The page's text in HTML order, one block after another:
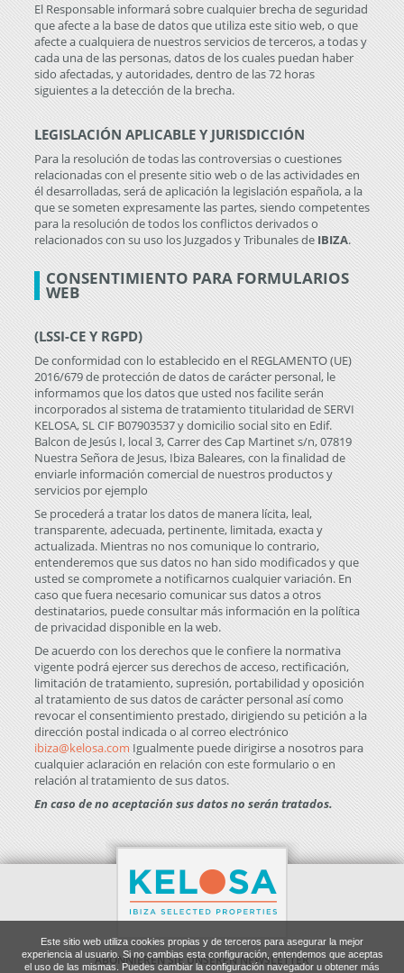
Este sitio web utiliza cookies propias y de terceros para asegurar la mejor
experiencia al usuario. Si no cambias esta configuración, entendemos que aceptas
el uso de las mismas. Puedes cambiar la configuración navegador u obtener más
El Responsable informará sobre cualquier brecha de seguridad
que afecte a la base de datos que utiliza este sitio web, o que
afecte a cualquiera de nuestros servicios de terceros, a todas y
cada una de las personas, datos de los cuales puedan haber
sido afectadas, y autoridades, dentro de las 72 horas
siguientes a la detección de la brecha.
LEGISLACIÓN APLICABLE Y JURISDICCIÓN
Para la resolución de todas las controversias o cuestiones
relacionadas con el presente sitio web o de las actividades en
él desarrolladas, será de aplicación la legislación española, a la
que se someten expresamente las partes, siendo competentes
para la resolución de todos los conflictos derivados o
relacionados con su uso los Juzgados y Tribunales deIBIZA.
CONSENTIMIENTO PARA FORMULARIOS
WEB
(LSSI-CE Y RGPD)
De conformidad con lo establecido en el REGLAMENTO (UE)
2016/679de protección de datos de carácter personal, le
informamos que los datos que usted nos facilite serán
incorporados al sistema de tratamiento titularidad deSERVI
KELOSA, SLCIF B07903537y domicilio social sito en Edif.
Balcon de Jesús I, local 3, Carrer des Cap Martinet s/n, 07819
Nuestra Señora de Jesus, Ibiza Baleares, con la finalidad de
enviarle información comercial de nuestros productos y
servicios por ejemplo
Se procederá a tratar los datos de manera lícita, leal,
transparente, adecuada, pertinente, limitada, exacta y
actualizada. Mientras no nos comunique lo contrario,
entenderemos que sus datos no han sido modificados y que
usted se compromete a notificarnos cualquier variación. En
caso que fuera necesario comunicar sus datos a otros
destinatarios, puede consultar más información en lapolítica
de privacidad disponible en la web.
De acuerdo con los derechos que le confiere la normativa
vigente podrá ejercer sus derechos de acceso, rectificación,
limitación de tratamiento, supresión, portabilidad y oposición
al tratamiento de sus datos de carácter personal así como
revocar el consentimiento prestado, dirigiendo su petición a la
dirección postal indicada o al correo electrónico
ibiza@kelosa.com Igualmente puede dirigirse a nosotros para
cualquier aclaración en relación con este formulario o en
relación al tratamiento de sus datos.
En caso de no aceptación sus datos no serán tratados.
ABONNIEREN SIE UNSEREN NEWSLETTER